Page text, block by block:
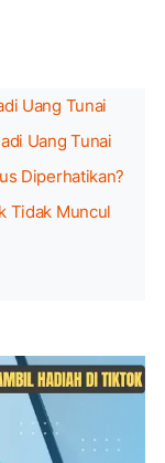
Uang Tunai
Uang Tunai
Diperhatikan?
Tidak Muncul